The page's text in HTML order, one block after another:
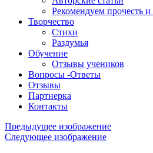
Рекомендуем прочесть и
Творчество
Стихи
Раздумья
Обучение
Отзывы учеников
Вопросы -Ответы
Отзывы
Партнерка
Контакты
Предыдущее изображение
Следующее изображение